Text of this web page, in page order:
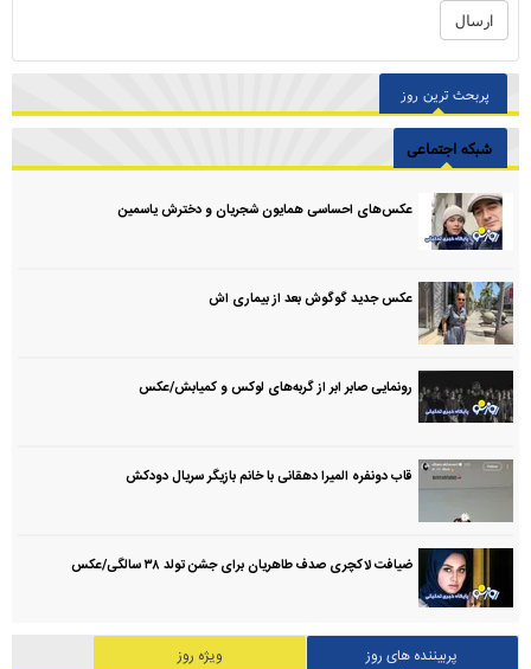
پربحث ترین روز
شبکه اجتماعی
عکس‌های احساسی همایون شجریان و دخترش یاسمین
عکس جدید گوگوش بعد از بیماری اش
رونمایی صابر ابر از گربه‌های لوکس و کمیابش/عکس
قاب دونفره المیرا دهقانی با خانم بازیگر سریال دودکش
ضیافت لاکچری صدف طاهریان برای جشن تولد ۳۸ سالگی‌/عکس
پربیننده های روز
ویژه روز